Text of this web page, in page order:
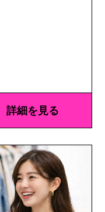
詳細を見る